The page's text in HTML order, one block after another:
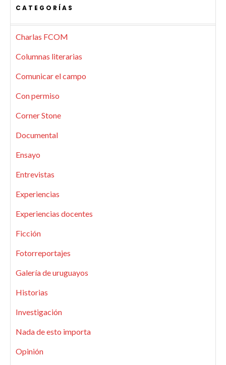
CATEGORÍAS
Charlas FCOM
Columnas literarias
Comunicar el campo
Con permiso
Corner Stone
Documental
Ensayo
Entrevistas
Experiencias
Experiencias docentes
Ficción
Fotorreportajes
Galería de uruguayos
Historias
Investigación
Nada de esto importa
Opinión